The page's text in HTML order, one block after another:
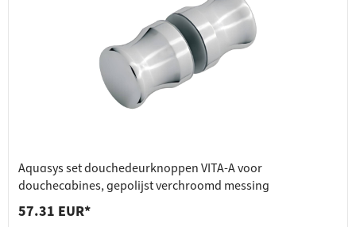
Aquasys set douchedeurknoppen VITA-A voor
douchecabines, gepolijst verchroomd messing
57.31 EUR*